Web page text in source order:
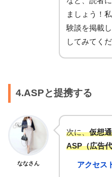
ましょう！
験談を掲載
してみてくだ
4.ASPと提携する
ななさん
次に、仮想
ASP（広告
アクセス